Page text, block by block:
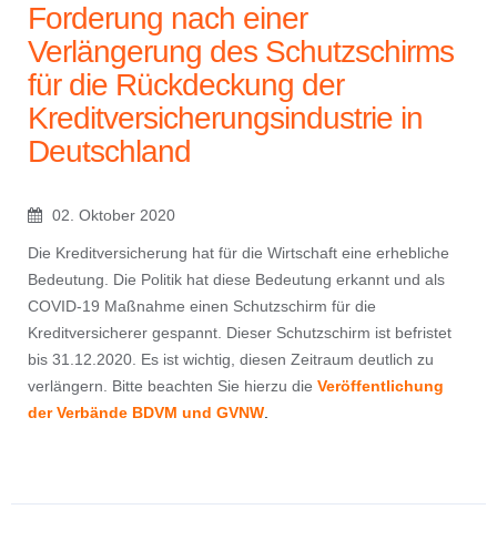
Forderung nach einer
Verlängerung des Schutzschirms
für die Rückdeckung der
Kreditversicherungsindustrie in
Deutschland
02. Oktober 2020
Die Kreditversicherung hat für die Wirtschaft eine erhebliche
Bedeutung. Die Politik hat diese Bedeutung erkannt und als
COVID-19 Maßnahme einen Schutzschirm für die
Kreditversicherer gespannt. Dieser Schutzschirm ist befristet
bis 31.12.2020. Es ist wichtig, diesen Zeitraum deutlich zu
verlängern. Bitte beachten Sie hierzu die Veröffentlichung
der Verbände BDVM und GVNW